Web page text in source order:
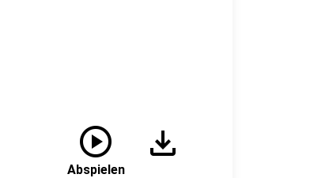
play_circle
Abspielen
download